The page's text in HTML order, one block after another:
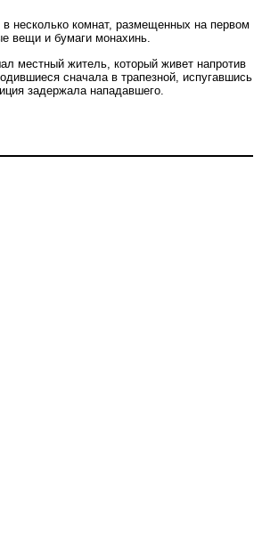
несколько комнат, размещенных на первом
вещи и бумаги монахинь.
местный житель, который живет напротив
сначала в трапезной, испугавшись
задержала нападавшего.